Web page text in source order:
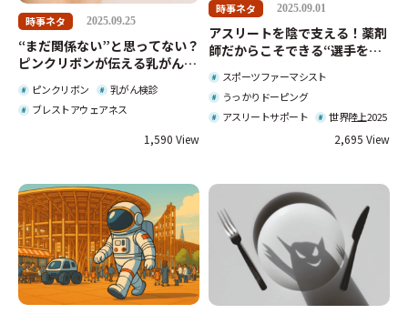
時事ネタ 2025.09.25
“まだ関係ない”と思ってない？
ピンクリボンが伝える乳がんの
いま
ピンクリボン
乳がん検診
ブレストアウェアネス
1,590
時事ネタ 2025.09.01
アスリートを陰で支える！薬剤
師だからこそできる“選手を守
る仕事”
スポーツファーマシスト
うっかりドーピング
アスリートサポート
世界陸上2025
2,695